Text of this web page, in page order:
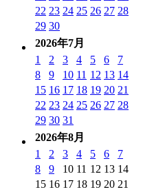
22 23 24 25 26 27 28
29 30
2026年7月
1
2 3 4 5 6
7
8
9 10 11 12 13 14
15 16 17 18 19 20 21
22 23 24 25 26 27 28
29 30 31
2026年8月
1
2 3 4 5 6
7
8
9 10 11 12 13 14
15 16 17 18 19 20 21